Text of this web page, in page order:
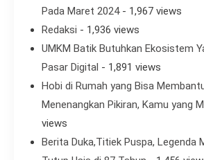
Pada Maret 2024- 1,967 views
Redaksi - 1,936 views
UMKM Batik Butuhkan Ekosistem
Pasar Digital - 1,891 views
Hobi di Rumah yang Bisa
Menenangkan Pikiran, Kamu yang
views
Berita Duka,Titiek Puspa, Legenda